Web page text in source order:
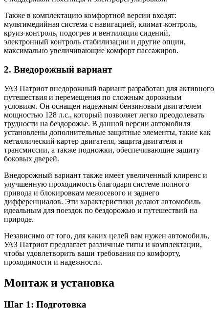
Также в комплектацию комфортной версии входят:
мультимедийная система с навигацией, климат-контроль,
круиз-контроль, подогрев и вентиляция сидений,
электронный контроль стабилизации и другие опции,
максимально увеличивающие комфорт пассажиров.
2. Внедорожный вариант
УАЗ Патриот внедорожный вариант разработан для активного
путешествия и перемещения по сложным дорожным
условиям. Он оснащен надежным бензиновым двигателем
мощностью 128 л.с., который позволяет легко преодолевать
трудности на бездорожье. В данной версии автомобиля
установлены дополнительные защитные элементы, такие как
металлический картер двигателя, защита двигателя и
трансмиссии, а также подножки, обеспечивающие защиту
боковых дверей.
Внедорожный вариант также имеет увеличенный клиренс и
улучшенную проходимость благодаря системе полного
привода и блокировкам межосевого и заднего
дифференциалов. Эти характеристики делают автомобиль
идеальным для поездок по бездорожью и путешествий на
природе.
Независимо от того, для каких целей вам нужен автомобиль,
УАЗ Патриот предлагает различные типы и комплектации,
чтобы удовлетворить ваши требования по комфорту,
проходимости и надежности.
Монтаж и установка
Шаг 1: Подготовка